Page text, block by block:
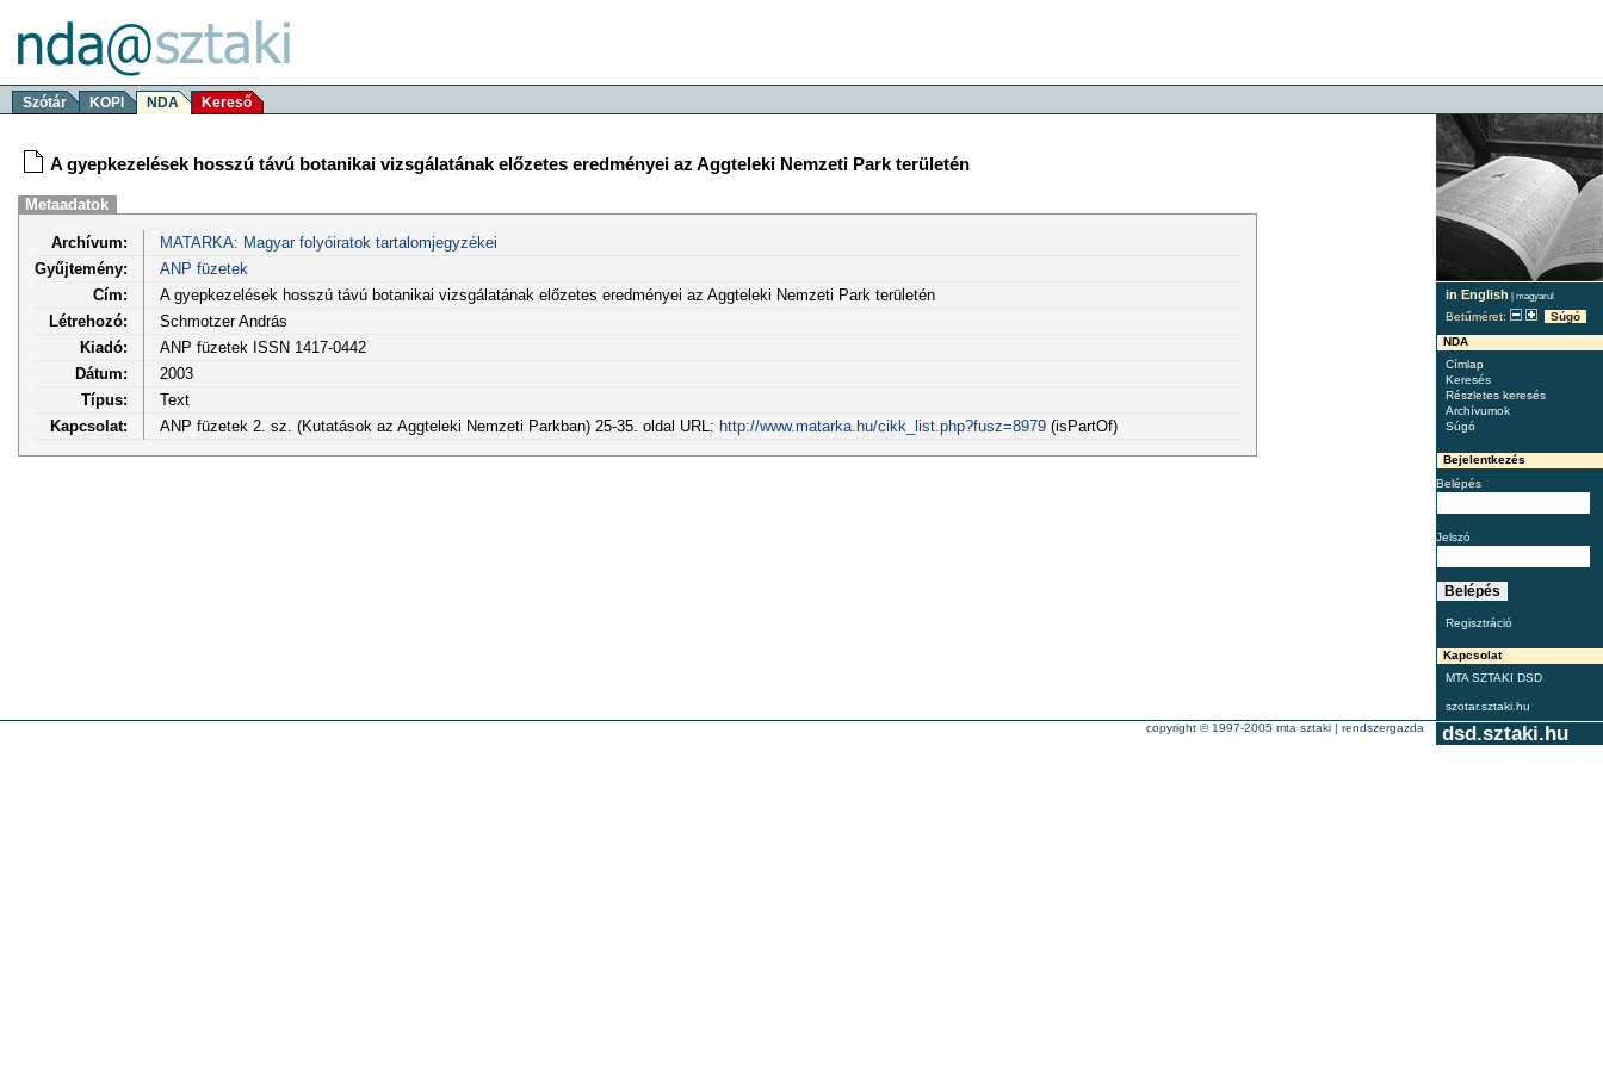
Szótár KOPI NDA Kereső
in English | magyarul
Betűméret:
Súgó
NDA
Címlap
Keresés
Részletes keresés
Archívumok
Súgó
Bejelentkezés
Belépés
Jelszó
Regisztráció
Kapcsolat
MTA SZTAKI DSD
szotar.sztaki.hu
A gyepkezelések hosszú távú botanikai vizsgálatának előzetes eredményei az Aggteleki Nemzeti Park területén
Metaadatok
Archívum:
MATARKA: Magyar folyóiratok tartalomjegyzékei
Gyűjtemény:
ANP füzetek
Cím:
A gyepkezelések hosszú távú botanikai vizsgálatának előzetes eredményei az Aggteleki Nemzeti Park területén
Létrehozó:
Schmotzer András
Kiadó:
ANP füzetek ISSN 1417-0442
Dátum:
2003
Típus:
Text
Kapcsolat:
ANP füzetek 2. sz. (Kutatások az Aggteleki Nemzeti Parkban) 25-35. oldal URL: http://www.matarka.hu/cikk_list.php?fusz=8979(isPartOf)
dsd.sztaki.hu
copyright © 1997-2005 mta sztaki | rendszergazda